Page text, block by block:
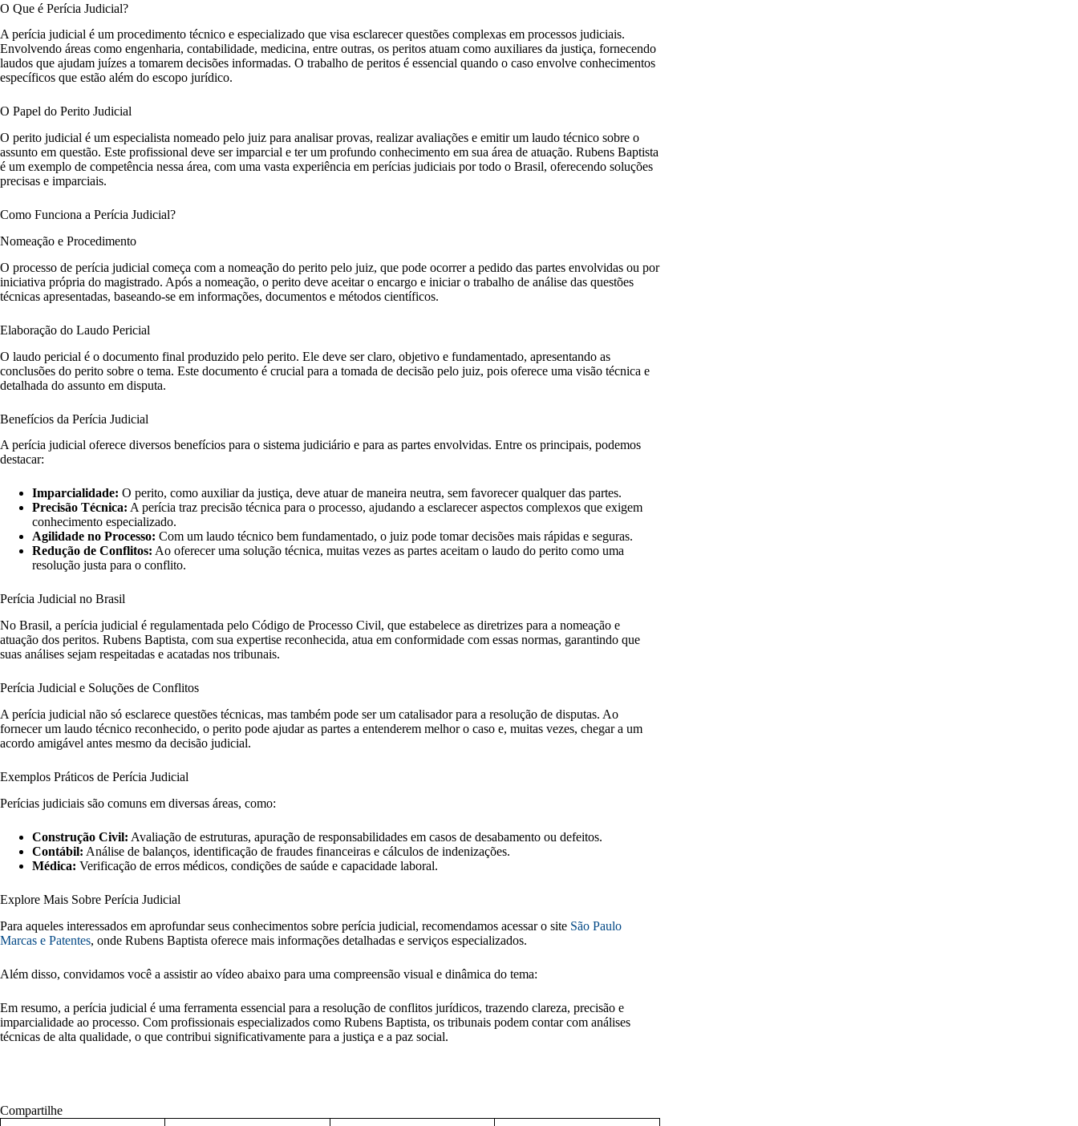
O Que é Perícia Judicial?
A perícia judicial é um procedimento técnico e especializado que visa esclarecer questões complexas em processos judiciais.
Envolvendo áreas como engenharia, contabilidade, medicina, entre outras, os peritos atuam como auxiliares da justiça, fornecendo
laudos que ajudam juízes a tomarem decisões informadas. O trabalho de peritos é essencial quando o caso envolve conhecimentos
específicos que estão além do escopo jurídico.
O Papel do Perito Judicial
O perito judicial é um especialista nomeado pelo juiz para analisar provas, realizar avaliações e emitir um laudo técnico sobre o
assunto em questão. Este profissional deve ser imparcial e ter um profundo conhecimento em sua área de atuação. Rubens Baptista
é um exemplo de competência nessa área, com uma vasta experiência em perícias judiciais por todo o Brasil, oferecendo soluções
precisas e imparciais.
Como Funciona a Perícia Judicial?
Nomeação e Procedimento
O processo de perícia judicial começa com a nomeação do perito pelo juiz, que pode ocorrer a pedido das partes envolvidas ou por
iniciativa própria do magistrado. Após a nomeação, o perito deve aceitar o encargo e iniciar o trabalho de análise das questões
técnicas apresentadas, baseando-se em informações, documentos e métodos científicos.
Elaboração do Laudo Pericial
O laudo pericial é o documento final produzido pelo perito. Ele deve ser claro, objetivo e fundamentado, apresentando as
conclusões do perito sobre o tema. Este documento é crucial para a tomada de decisão pelo juiz, pois oferece uma visão técnica e
detalhada do assunto em disputa.
Benefícios da Perícia Judicial
A perícia judicial oferece diversos benefícios para o sistema judiciário e para as partes envolvidas. Entre os principais, podemos
destacar:
Imparcialidade: O perito, como auxiliar da justiça, deve atuar de maneira neutra, sem favorecer qualquer das partes.
Precisão Técnica: A perícia traz precisão técnica para o processo, ajudando a esclarecer aspectos complexos que exigem
conhecimento especializado.
Agilidade no Processo: Com um laudo técnico bem fundamentado, o juiz pode tomar decisões mais rápidas e seguras.
Redução de Conflitos: Ao oferecer uma solução técnica, muitas vezes as partes aceitam o laudo do perito como uma
resolução justa para o conflito.
Perícia Judicial no Brasil
No Brasil, a perícia judicial é regulamentada pelo Código de Processo Civil, que estabelece as diretrizes para a nomeação e
atuação dos peritos. Rubens Baptista, com sua expertise reconhecida, atua em conformidade com essas normas, garantindo que
suas análises sejam respeitadas e acatadas nos tribunais.
Perícia Judicial e Soluções de Conflitos
A perícia judicial não só esclarece questões técnicas, mas também pode ser um catalisador para a resolução de disputas. Ao
fornecer um laudo técnico reconhecido, o perito pode ajudar as partes a entenderem melhor o caso e, muitas vezes, chegar a um
acordo amigável antes mesmo da decisão judicial.
Exemplos Práticos de Perícia Judicial
Perícias judiciais são comuns em diversas áreas, como:
Construção Civil: Avaliação de estruturas, apuração de responsabilidades em casos de desabamento ou defeitos.
Contábil: Análise de balanços, identificação de fraudes financeiras e cálculos de indenizações.
Médica: Verificação de erros médicos, condições de saúde e capacidade laboral.
Explore Mais Sobre Perícia Judicial
Para aqueles interessados em aprofundar seus conhecimentos sobre perícia judicial, recomendamos acessar o site São Paulo
Marcas e Patentes, onde Rubens Baptista oferece mais informações detalhadas e serviços especializados.
Além disso, convidamos você a assistir ao vídeo abaixo para uma compreensão visual e dinâmica do tema:
Em resumo, a perícia judicial é uma ferramenta essencial para a resolução de conflitos jurídicos, trazendo clareza, precisão e
imparcialidade ao processo. Com profissionais especializados como Rubens Baptista, os tribunais podem contar com análises
técnicas de alta qualidade, o que contribui significativamente para a justiça e a paz social.
Compartilhe